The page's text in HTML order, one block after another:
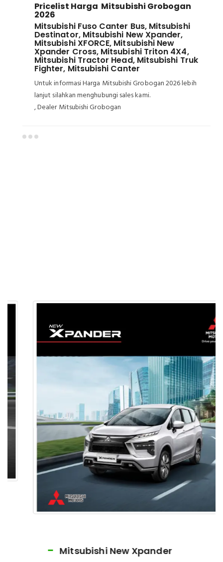
Pricelist Harga Mitsubishi Grobogan
2026
Mitsubishi Fuso Canter Bus, Mitsubishi
Destinator, Mitsubishi New Xpander,
Mitsubishi XFORCE, Mitsubishi New
Xpander Cross, Mitsubishi Triton 4X4,
Mitsubishi Tractor Head, Mitsubishi Truk
Fighter, Mitsubishi Canter
Untuk informasi Harga Mitsubishi Grobogan 2026 lebih
lanjut silahkan menghubungi sales kami.
, Dealer Mitsubishi Grobogan
Mitsubishi New Xpander